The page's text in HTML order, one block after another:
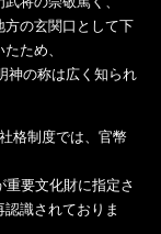
方の玄関口として下
ため、
神の称は広く知られ
格制度では、官幣
重要文化財に指定さ
識されておりま